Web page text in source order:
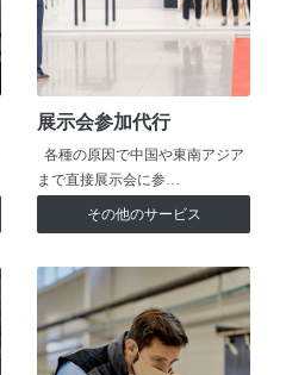
展示会参加代行
各種の原因で中国や東南アジア
まで直接展示会に参…
その他のサービス